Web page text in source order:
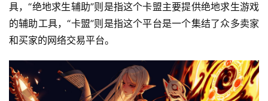
具，“绝地求生辅助”则是指这个卡盟主要提供绝地求生游戏
的辅助工具，“卡盟”则是指这个平台是一个集结了众多卖家
和买家的网络交易平台。